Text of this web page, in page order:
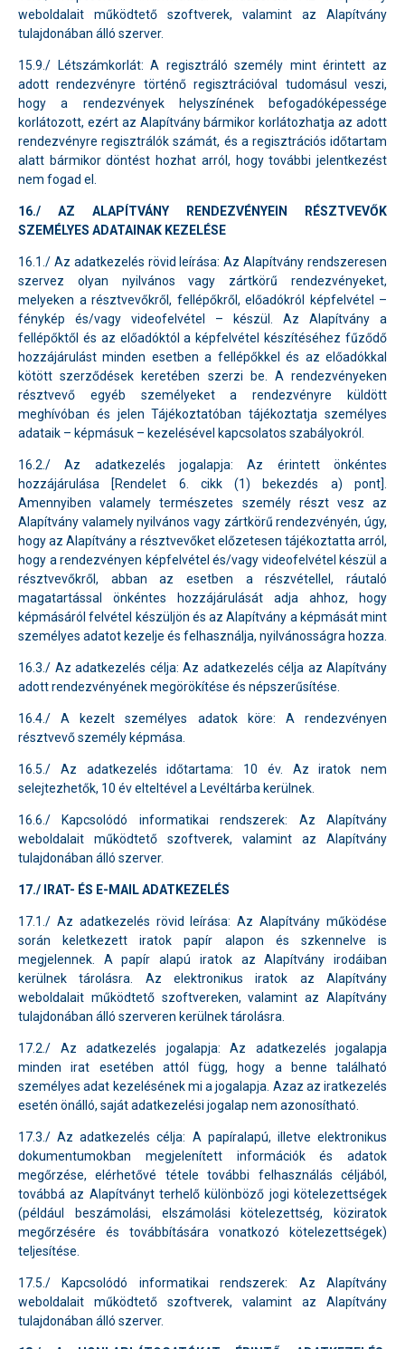
weboldalait működtető szoftverek, valamint az Alapítvány
tulajdonában álló szerver.
15.9./ Létszámkorlát: A regisztráló személy mint érintett az
adott rendezvényre történő regisztrációval tudomásul veszi,
hogy a rendezvények helyszínének befogadóképessége
korlátozott, ezért az Alapítvány bármikor korlátozhatja az adott
rendezvényre regisztrálók számát, és a regisztrációs időtartam
alatt bármikor döntést hozhat arról, hogy további jelentkezést
nem fogad el.
16./ AZ ALAPÍTVÁNY RENDEZVÉNYEIN RÉSZTVEVŐK
SZEMÉLYES ADATAINAK KEZELÉSE
16.1./ Az adatkezelés rövid leírása: Az Alapítvány rendszeresen
szervez olyan nyilvános vagy zártkörű rendezvényeket,
melyeken a résztvevőkről, fellépőkről, előadókról képfelvétel –
fénykép és/vagy videofelvétel – készül. Az Alapítvány a
fellépőktől és az előadóktól a képfelvétel készítéséhez fűződő
hozzájárulást minden esetben a fellépőkkel és az előadókkal
kötött szerződések keretében szerzi be. A rendezvényeken
résztvevő egyéb személyeket a rendezvényre küldött
meghívóban és jelen Tájékoztatóban tájékoztatja személyes
adataik – képmásuk – kezelésével kapcsolatos szabályokról.
16.2./ Az adatkezelés jogalapja: Az érintett önkéntes
hozzájárulása [Rendelet 6. cikk (1) bekezdés a) pont].
Amennyiben valamely természetes személy részt vesz az
Alapítvány valamely nyilvános vagy zártkörű rendezvényén, úgy,
hogy az Alapítvány a résztvevőket előzetesen tájékoztatta arról,
hogy a rendezvényen képfelvétel és/vagy videofelvétel készül a
résztvevőkről, abban az esetben a részvétellel, ráutaló
magatartással önkéntes hozzájárulását adja ahhoz, hogy
képmásáról felvétel készüljön és az Alapítvány a képmását mint
személyes adatot kezelje és felhasználja, nyilvánosságra hozza.
16.3./ Az adatkezelés célja: Az adatkezelés célja az Alapítvány
adott rendezvényének megörökítése és népszerűsítése.
16.4./ A kezelt személyes adatok köre: A rendezvényen
résztvevő személy képmása.
16.5./ Az adatkezelés időtartama: 10 év. Az iratok nem
selejtezhetők, 10 év elteltével a Levéltárba kerülnek.
16.6./ Kapcsolódó informatikai rendszerek: Az Alapítvány
weboldalait működtető szoftverek, valamint az Alapítvány
tulajdonában álló szerver.
17./ IRAT- ÉS E-MAIL ADATKEZELÉS
17.1./ Az adatkezelés rövid leírása: Az Alapítvány működése
során keletkezett iratok papír alapon és szkennelve is
megjelennek. A papír alapú iratok az Alapítvány irodáiban
kerülnek tárolásra. Az elektronikus iratok az Alapítvány
weboldalait működtető szoftvereken, valamint az Alapítvány
tulajdonában álló szerveren kerülnek tárolásra.
17.2./ Az adatkezelés jogalapja: Az adatkezelés jogalapja
minden irat esetében attól függ, hogy a benne található
személyes adat kezelésének mi a jogalapja. Azaz az iratkezelés
esetén önálló, saját adatkezelési jogalap nem azonosítható.
17.3./ Az adatkezelés célja: A papíralapú, illetve elektronikus
dokumentumokban megjelenített információk és adatok
megőrzése, elérhetővé tétele további felhasználás céljából,
továbbá az Alapítványt terhelő különböző jogi kötelezettségek
(például beszámolási, elszámolási kötelezettség, köziratok
megőrzésére és továbbítására vonatkozó kötelezettségek)
teljesítése.
17.5./ Kapcsolódó informatikai rendszerek: Az Alapítvány
weboldalait működtető szoftverek, valamint az Alapítvány
tulajdonában álló szerver.